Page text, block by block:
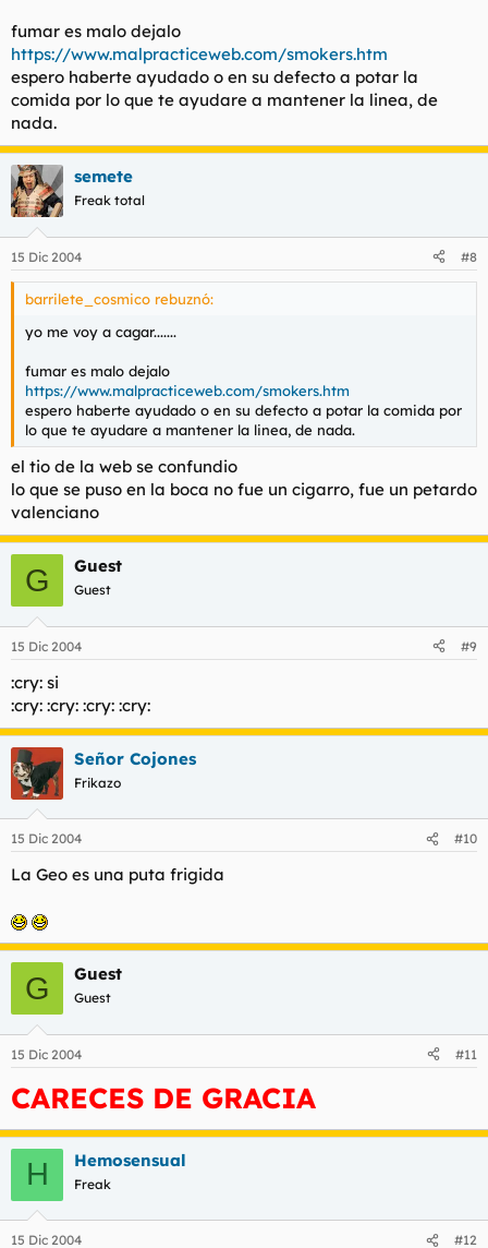
fumar es malo dejalo
https://www.malpracticeweb.com/smokers.htm
espero haberte ayudado o en su defecto a potar la
comida por lo que te ayudare a mantener la linea, de
nada.
semete
Freak total
15 Dic 2004 #8
barrilete_cosmico rebuznó:
yo me voy a cagar.......
fumar es malo dejalo
https://www.malpracticeweb.com/smokers.htm
espero haberte ayudado o en su defecto a potar la comida por
lo que te ayudare a mantener la linea, de nada.
el tio de la web se confundio
lo que se puso en la boca no fue un cigarro, fue un petardo
valenciano
G Guest
Guest
15 Dic 2004 #9
:cry: si
:cry: :cry: :cry: :cry:
Señor Cojones
Frikazo
15 Dic 2004 #10
La Geo es una puta frigida
G Guest
Guest
15 Dic 2004 #11
CARECES DE GRACIA
H Hemosensual
Freak
15 Dic 2004 #12